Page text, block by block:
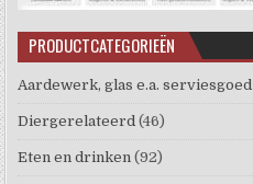
PRODUCTCATEGORIEËN
Aardewerk, glas e.a. serviesgoed
Diergerelateerd (46)
Eten en drinken (92)